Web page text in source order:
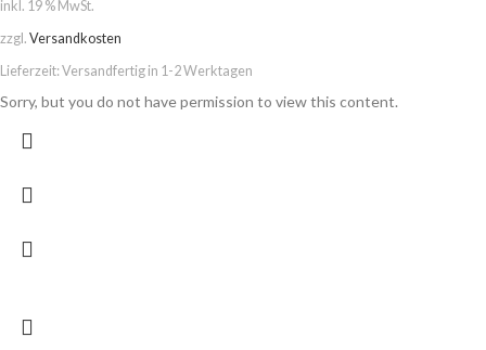
inkl. 19 % MwSt.
zzgl. Versandkosten
Lieferzeit: Versandfertig in 1-2 Werktagen
Sorry, but you do not have permission to view this content.